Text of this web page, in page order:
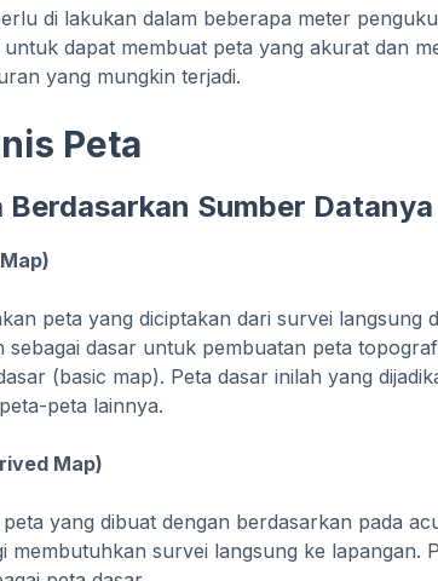
di lakukan dalam beberapa meter
dapat membuat peta yang akurat dan
yang mungkin terjadi.
Peta
Berdasarkan Sumber Datanya
peta yang diciptakan dari survei langsung
sebagai dasar untuk pembuatan peta
(basic map). Peta dasar inilah yang
peta lainnya.
Map)
yang dibuat dengan berdasarkan pada
membutuhkan survei langsung ke lapangan.